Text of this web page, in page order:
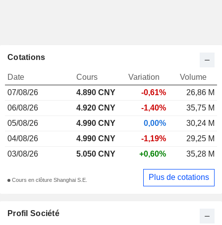
Profil Société
Cotations
Date Cours Variation
Volume
07/08/26
4.890 CNY -0,61%
26,86 M
06/08/26
4.920 CNY -1,40%
35,75 M
05/08/26
4.990 CNY 0,00%
30,24 M
04/08/26
4.990 CNY -1,19%
29,25 M
03/08/26
5.050 CNY +0,60% 35,28 M
Cours en clôture Shanghai S.E. Plus de cotations